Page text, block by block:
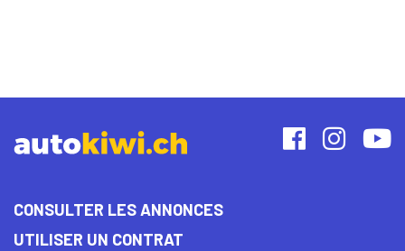
CONSULTER LES ANNONCES
UTILISER UN CONTRAT